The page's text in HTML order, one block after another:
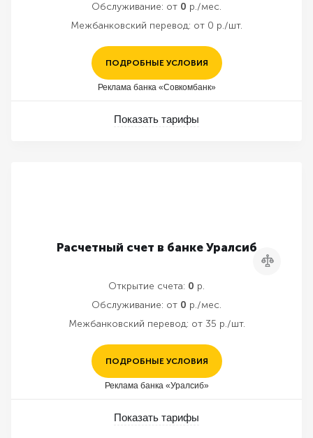
Обслуживание: от 0 р./мес.
Межбанковский перевод: от 0 р./шт.
ПОДРОБНЫЕ УСЛОВИЯ
Реклама банка «Совкомбанк»
Показать тарифы
Расчетный счет в банке Уралсиб
Сравнить
Открытие счета: 0 р.
Обслуживание: от 0 р./мес.
Межбанковский перевод: от 35 р./шт.
ПОДРОБНЫЕ УСЛОВИЯ
Реклама банка «Уралсиб»
Показать тарифы